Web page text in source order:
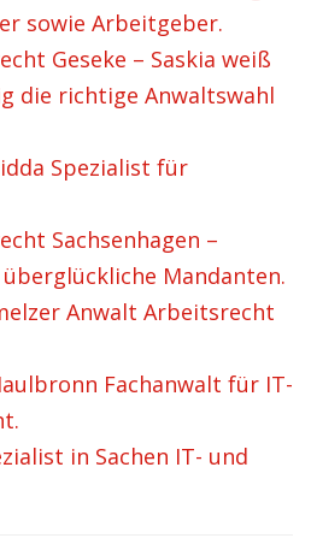
sowie Arbeitgeber.
Geseke – Saskia weiß
die richtige Anwaltswahl
Spezialist für
Sachsenhagen –
Mandanten.
Anwalt Arbeitsrecht
Fachanwalt für IT-
in Sachen IT- und